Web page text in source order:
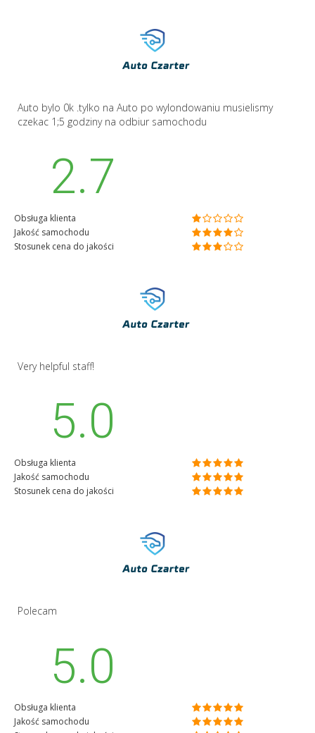
Auto bylo 0k .tylko na Auto po wylondowaniu musielismy
czekac 1;5 godziny na odbiur samochodu
2.7
Obsługa klienta
Jakość samochodu
Stosunek cena do jakości
Very helpful staff!
5.0
Obsługa klienta
Jakość samochodu
Stosunek cena do jakości
Polecam
5.0
Obsługa klienta
Jakość samochodu